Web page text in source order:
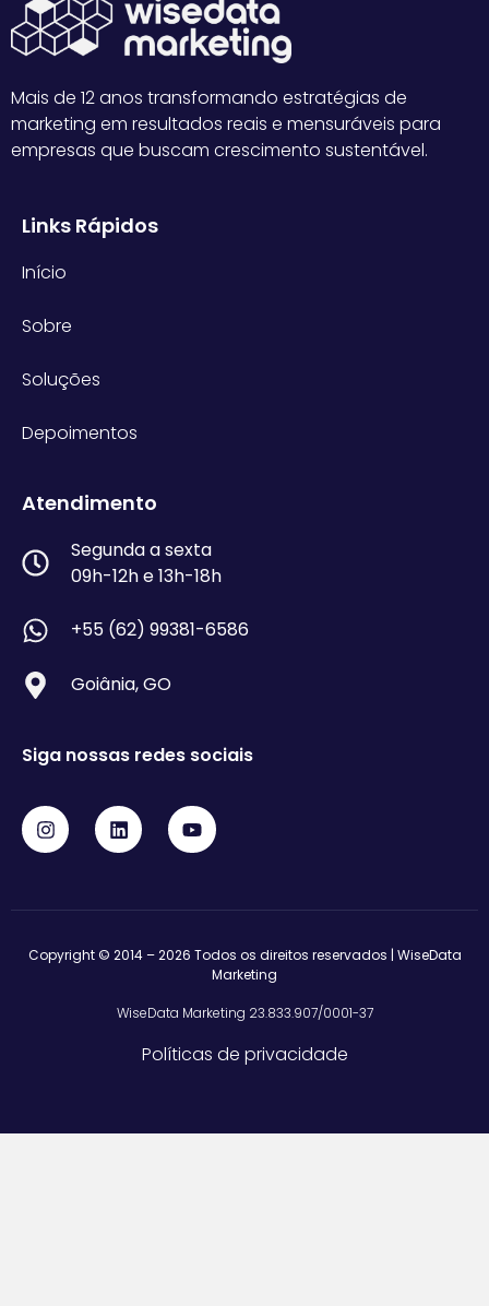
Mais de 12 anos transformando estratégias de
marketing em resultados reais e mensuráveis para
empresas que buscam crescimento sustentável.
Links Rápidos
Início
Sobre
Soluções
Depoimentos
Atendimento
Segunda a sexta
09h-12h e 13h-18h
+55 (62) 99381-6586
Goiânia, GO
Siga nossas redes sociais
Copyright © 2014 – 2026 Todos os direitos reservados | WiseData
Marketing
WiseData Marketing 23.833.907/0001-37
Políticas de privacidade